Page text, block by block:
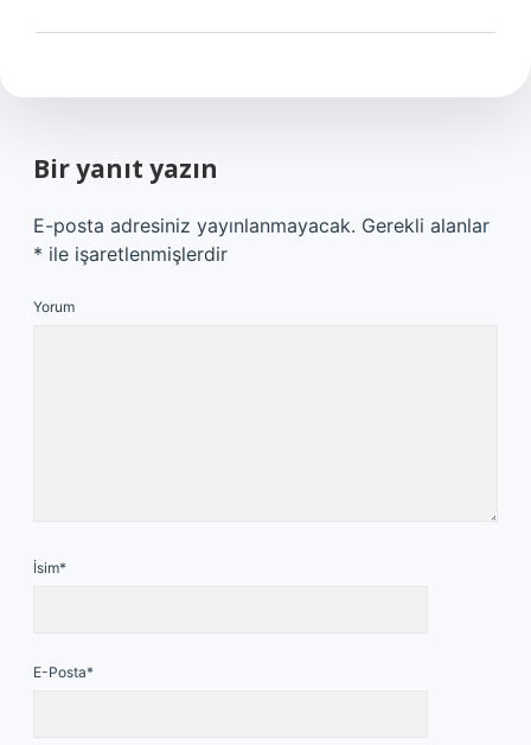
Bir yanıt yazın
E-posta adresiniz yayınlanmayacak. Gerekli alanlar
* ile işaretlenmişlerdir
Yorum
İsim*
E-Posta*